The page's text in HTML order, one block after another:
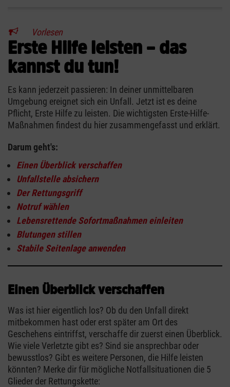
Vorlesen
Erste Hilfe leisten – das
kannst du tun!
Es kann jederzeit passieren: In deiner unmittelbaren
Umgebung ereignet sich ein Unfall. Jetzt ist es deine
Pflicht, Erste Hilfe zu leisten. Die wichtigsten Erste-Hilfe-
Maßnahmen findest du hier zusammengefasst und erklärt.
Darum geht's:
Einen Überblick verschaffen
Unfallstelle absichern
Der Rettungsgriff
Notruf wählen
Lebensrettende Sofortmaßnahmen einleiten
Blutungen stillen
Stabile Seitenlage anwenden
Einen Überblick verschaffen
Was ist hier eigentlich los? Ob du den Unfall direkt
mitbekommen hast oder erst später am Ort des
Geschehens eintriffst, verschaffe dir zuerst einen Überblick.
Wie viele Verletzte gibt es? Sind sie ansprechbar oder
bewusstlos? Gibt es weitere Personen, die Hilfe leisten
könnten? Merke dir für mögliche Notfallsituationen die 5
Glieder der Rettungskette: